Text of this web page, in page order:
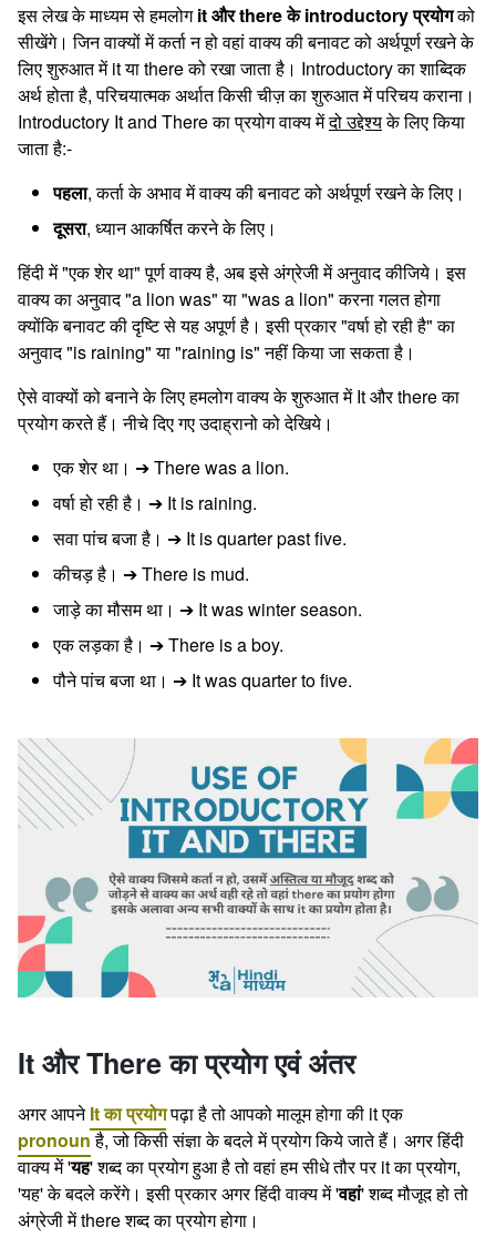
इस लेख के माध्यम से हमलोगit और there के introductory प्रयोगको
सीखेंगे। जिन वाक्यों में कर्ता न हो वहां वाक्य की बनावट को अर्थपूर्ण रखने के
लिए शुरुआत में it या there को रखा जाता है। Introductory का शाब्दिक
अर्थ होता है, परिचयात्मक अर्थात किसी चीज़ का शुरुआत में परिचय कराना।
Introductory It and There का प्रयोग वाक्य मेंदो उद्देश्यके लिए किया
जाता है:-
पहला, कर्ता के अभाव में वाक्य की बनावट को अर्थपूर्ण रखने के लिए।
दूसरा, ध्यान आकर्षित करने के लिए।
हिंदी में "एक शेर था" पूर्ण वाक्य है, अब इसे अंग्रेजी में अनुवाद कीजिये। इस
वाक्य का अनुवाद "a lion was" या "was a lion" करना गलत होगा
क्योंकि बनावट की दृष्टि से यह अपूर्ण है। इसी प्रकार "वर्षा हो रही है" का
अनुवाद "is raining" या "raining is" नहीं किया जा सकता है।
ऐसे वाक्यों को बनाने के लिए हमलोग वाक्य के शुरुआत में It और there का
प्रयोग करते हैं। नीचे दिए गए उदाह्रानो को देखिये।
एक शेर था। ➔ There was a lion.
वर्षा हो रही है। ➔ It is raining.
सवा पांच बजा है। ➔ It is quarter past five.
कीचड़ है। ➔ There is mud.
जाड़े का मौसम था। ➔ It was winter season.
एक लड़का है। ➔ There is a boy.
पौने पांच बजा था। ➔ It was quarter to five.
It और There का प्रयोग एवं अंतर
अगर आपनेIt का प्रयोगपढ़ा है तो आपको मालूम होगा की it एक
pronounहै, जो किसी संज्ञा के बदले में प्रयोग किये जाते हैं। अगर हिंदी
वाक्य में 'यह' शब्द का प्रयोग हुआ है तो वहां हम सीधे तौर पर it का प्रयोग,
'यह' के बदले करेंगे। इसी प्रकार अगर हिंदी वाक्य में 'वहां' शब्द मौजूद हो तो
अंग्रेजी में there शब्द का प्रयोग होगा।